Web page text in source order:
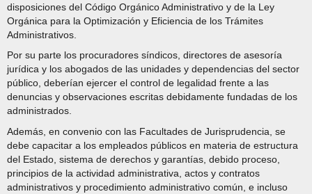
disposiciones del Código Orgánico Administrativo y de la Ley
Orgánica para la Optimización y Eficiencia de los Trámites
Administrativos.
Por su parte los procuradores síndicos, directores de asesoría
jurídica y los abogados de las unidades y dependencias del sector
público, deberían ejercer el control de legalidad frente a las
denuncias y observaciones escritas debidamente fundadas de los
administrados.
Además, en convenio con las Facultades de Jurisprudencia, se
debe capacitar a los empleados públicos en materia de estructura
del Estado, sistema de derechos y garantías, debido proceso,
principios de la actividad administrativa, actos y contratos
administrativos y procedimiento administrativo común, e incluso